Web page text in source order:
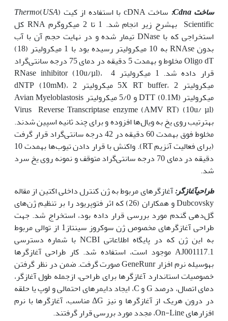
ساختCdna
: ساخت cDNA با استفاده از کیت ( USA
)
Thermo
Scientific به‏شرح زیر انجام شد. 1 تا 2 میکروگرم RNA کل
استخراجی که با DNase تیمار شده و در نهایت حجم آن با آب
بدون RNAse به 10 میکرولیتر رسیده بود با 1 میکرولیتر (18)
Oligo dT مخلوط و به‏مدت 5 دقیقه در دمای 75 درجه سانتی‌گراد
قرار داده شد. 1 میکرولیتر RNase inhibitor (10u/µl)، 4
میکرولیتر 5X RT buffer، 2 میکرولیتر dNTP (10mM)، 2
میکرولیتر DTT (0.1M) و 5/0 میکرولیتر Avian Myeloblastosis
Virus Reverse Transcriptase enzyme (AMV RT) (10u/ µl)
به‏ترتیب روی یخ به ویال‌ها افزوده و برای چند ثانیه اسپین ‌شدند.
مخلوط فوق به‏مدت 60 دقیقه در 42 درجه سانتی‌گراد قرار گرفت
(برای فعالیت آنزیم RT). واکنش با قرار دادن تیوب‌ها به‏مدت 10
دقیقه در دمای 70 درجه سانتی‌گراد متوقف و نمونه روی یخ سرد
‌شد.
طراحیآغازگر:آغازگرهای مربوط به ژن کنترل داخلی اکتین از مقاله
Dubcovsky و همکاران (26) که اثر فتوپریود را بر تنظیم ژن‌های
گل‌دهی گندم مورد بررسی قرار داده بود، استخراج شد. جهت
طراحی آغازگرهای مخصوص ژن سوکروز سینتاز1 از توالی مربوط
به‌ این ژن که در پایگاه اطلاعاتی NCBI با شماره دسترسی
AJ001117.1 موجود است، استفاده شد. کار طراحی آغازگرها
به‏وسیله نرم افزار GeneRunr صورت گرفت. ضمن در نظر گرفتن
خصوصیات استاندارد آغازگرها برای طراحی، ازجمله طول آغازگر،
دمای اتصال، درصد G و C، ایجاد دایمرهای احتمالی و لوپ یا حلقه
در درون هریک از آغازگرها و نیز ΔG مناسب، آغازگرها با نرم
افزارهای On-Line، مجدد مورد بررسی قرار گرفتند.